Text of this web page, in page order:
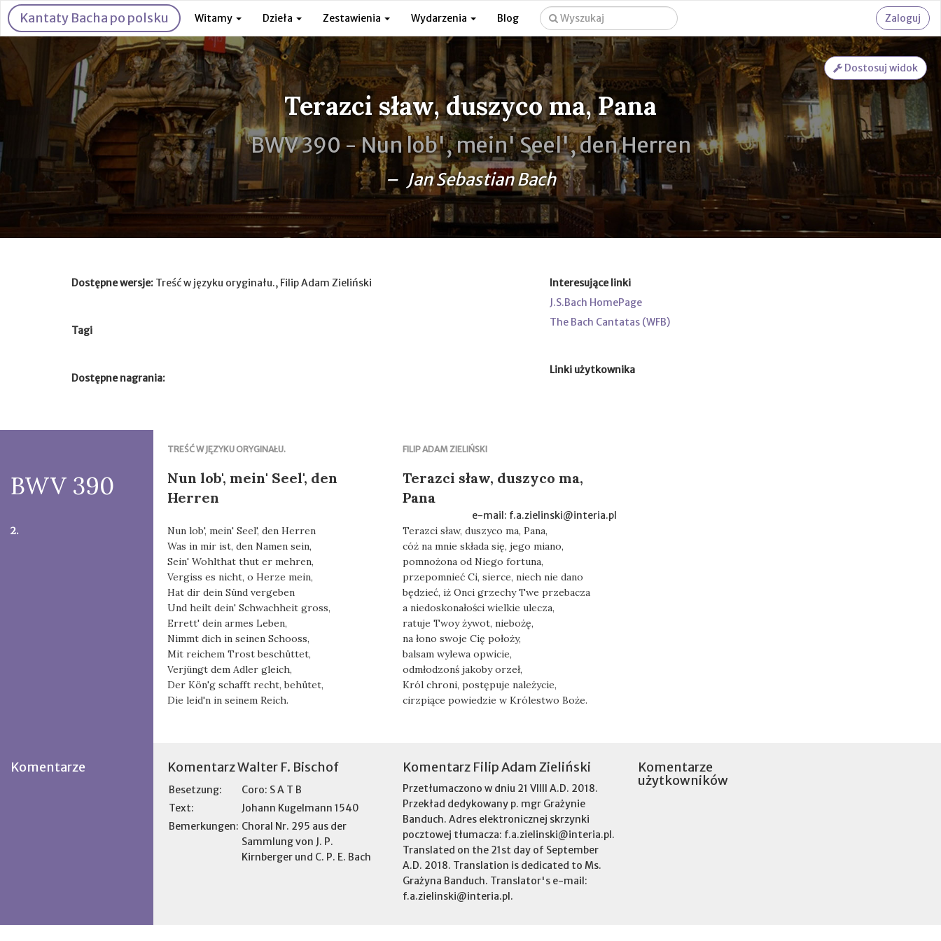
Kantaty Bacha po polsku Witamy Dzieła Zestawienia Wydarzenia Blog Zaloguj
Terazci sław, duszyco ma, Pana
BWV 390 -Nun lob', mein' Seel', den Herren
– Jan Sebastian Bach
Dostępne wersje: Treść w języku oryginału., Filip Adam Zieliński
Tagi
Dostępne nagrania:
Interesujące linki
J.S.Bach HomePage
The Bach Cantatas (WFB)
Linki użytkownika
TREŚĆ W JĘZYKU ORYGINAŁU. FILIP ADAM ZIELIŃSKI
BWV 390
Nun lob', mein' Seel', den
Herren
Terazci sław, duszyco ma,
Pana
e-mail: f.a.zielinski@interia.pl
2.
Nun lob', mein' Seel', den Herren
Was in mir ist, den Namen sein,
Sein' Wohlthat thut er mehren,
Vergiss es nicht, o Herze mein,
Hat dir dein Sünd vergeben
Und heilt dein' Schwachheit gross,
Errett' dein armes Leben,
Nimmt dich in seinen Schooss,
Mit reichem Trost beschüttet,
Verjüngt dem Adler gleich,
Der Kön'g schafft recht, behütet,
Die leid'n in seinem Reich.
Terazci sław, duszyco ma, Pana,
cóż na mnie składa się, jego miano,
pomnożona od Niego fortuna,
przepomnieć Ci, sierce, niech nie dano
będzieć, iż Onci grzechy Twe przebacza
a niedoskonałości wielkie ulecza,
ratuje Twoy żywot, niebożę,
na łono swoje Cię położy,
balsam wylewa opwicie,
odmłodzonś jakoby orzeł,
Król chroni, postępuje należycie,
cirzpiące powiedzie w Królestwo Boże.
Komentarze Komentarz Walter F. Bischof
Besetzung:
Coro: S A T B
Text:
Johann Kugelmann 1540
Bemerkungen: Choral Nr. 295 aus der
Sammlung von J. P.
Kirnberger und C. P. E. Bach
Komentarz Filip Adam Zieliński
Przetłumaczono w dniu 21 VIIII A.D. 2018.
Przekład dedykowany p. mgr Grażynie
Banduch. Adres elektronicznej skrzynki
pocztowej tłumacza: f.a.zielinski@interia.pl.
Translated on the 21st day of September
A.D. 2018. Translation is dedicated to Ms.
Grażyna Banduch. Translator's e-mail:
f.a.zielinski@interia.pl.
Komentarze
użytkowników
Dostosuj widok